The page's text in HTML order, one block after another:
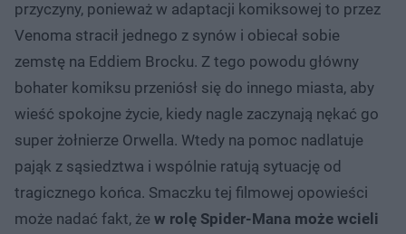
przyczyny, ponieważ w adaptacji komiksowej to przez
Venoma stracił jednego z synów i obiecał sobie
zemstę na Eddiem Brocku. Z tego powodu główny
bohater komiksu przeniósł się do innego miasta, aby
wieść spokojne życie, kiedy nagle zaczynają nękać go
super żołnierze Orwella. Wtedy na pomoc nadlatuje
pająk z sąsiedztwa i wspólnie ratują sytuację od
tragicznego końca. Smaczku tej filmowej opowieści
może nadać fakt, że w rolę Spider-Mana może wcieli